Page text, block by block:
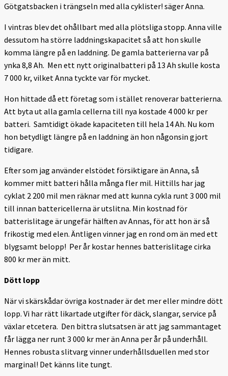
Götgatsbacken i trängseln med alla cyklister! säger Anna.
I vintras blev det ohållbart med alla plötsliga stopp. Anna ville
dessutom ha större laddningskapacitet så att hon skulle
komma längre på en laddning. De gamla batterierna var på
ynka 8,8 Ah. Men ett nytt originalbatteri på 13 Ah skulle kosta
7 000 kr, vilket Anna tyckte var för mycket.
Hon hittade då ett företag som i stället renoverar batterierna.
Att byta ut alla gamla cellerna till nya kostade 4 000 kr per
batteri. Samtidigt ökade kapaciteten till hela 14 Ah. Nu kom
hon betydligt längre på en laddning än hon någonsin gjort
tidigare.
Efter som jag använder elstödet försiktigare än Anna, så
kommer mitt batteri hålla många fler mil. Hittills har jag
cyklat 2 200 mil men räknar med att kunna cykla runt 3 000 mil
till innan battericellerna är utslitna. Min kostnad för
batterislitage är ungefär hälften av Annas, för att hon är så
frikostig med elen. Äntligen vinner jag en rond om än med ett
blygsamt belopp! Per år kostar hennes batterislitage cirka
800 kr mer än mitt.
Dött lopp
När vi skärskådar övriga kostnader är det mer eller mindre dött
lopp. Vi har rätt likartade utgifter för däck, slangar, service på
växlar etcetera. Den bittra slutsatsen är att jag sammantaget
får lägga ner runt 3 000 kr mer än Anna per år på underhåll.
Hennes robusta slitvarg vinner underhållsduellen med stor
marginal! Det känns lite tungt.